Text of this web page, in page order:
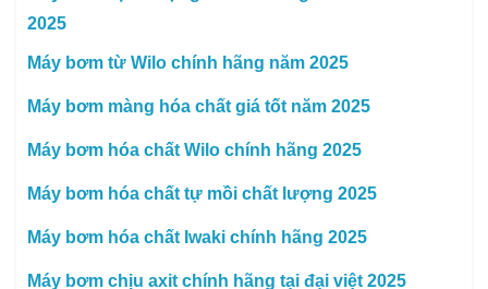
2025
Máy bơm từ Wilo chính hãng năm 2025
Máy bơm màng hóa chất giá tốt năm 2025
Máy bơm hóa chất Wilo chính hãng 2025
Máy bơm hóa chất tự mồi chất lượng 2025
Máy bơm hóa chất Iwaki chính hãng 2025
Máy bơm chịu axit chính hãng tại đại việt 2025